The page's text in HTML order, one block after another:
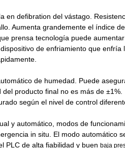
en defibration del vástago.
Aumenta grandemente el índice
prensa tecnología puede
de enfriamiento que enfría
de humedad. Puede
producto final no es más de ±1%.
según el nivel de control
y automático, modos de
in situ. El modo automático
PLC de alta fiabilidad y buen baja